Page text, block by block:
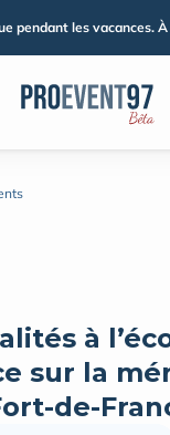
à
sur la
de-
pendant les vacances.